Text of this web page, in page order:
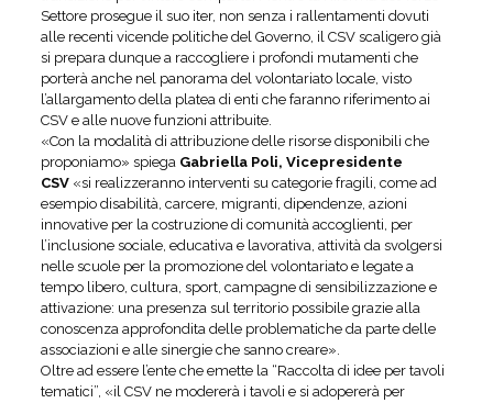
Settore prosegue il suo iter, non senza i rallentamenti dovuti
alle recenti vicende politiche del Governo, il CSV scaligero già
si prepara dunque a raccogliere i profondi mutamenti che
porterà anche nel panorama del volontariato locale, visto
l’allargamento della platea di enti che faranno riferimento ai
CSV e alle nuove funzioni attribuite.
«Con la modalità di attribuzione delle risorse disponibili che
proponiamo» spiega Gabriella Poli, Vicepresidente
CSV«si realizzeranno interventi su categorie fragili, come ad
esempio disabilità, carcere, migranti, dipendenze, azioni
innovative per la costruzione di comunità accoglienti, per
l’inclusione sociale, educativa e lavorativa, attività da svolgersi
nelle scuole per la promozione del volontariato e legate a
tempo libero, cultura, sport, campagne di sensibilizzazione e
attivazione: una presenza sul territorio possibile grazie alla
conoscenza approfondita delle problematiche da parte delle
associazioni e alle sinergie che sanno creare».
Oltre ad essere l’ente che emette la “Raccolta di idee per tavoli
tematici”, «il CSV ne modererà i tavoli e si adopererà per